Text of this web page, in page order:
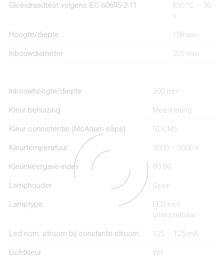
Gloeidraadtest volgens IEC 60695-2-11
850 °C – 30
s
Hoogte/diepte 108 mm
Inbouwdiameter 205 mm
Inbouwhoogte/diepte 200 mm
Kleur behuizing Meerkleurig
Kleur consistentie (McAdam ellips) SDCM5
Kleurtemperatuur 3000 – 3000 K
Kleurweergave-index 80-89
Lamphouder Geen
Lamptype
LED niet
uitwisselbaar
Led nom. stroom bij constante stroom 125 – 125 mA
Lichtkleur Wit